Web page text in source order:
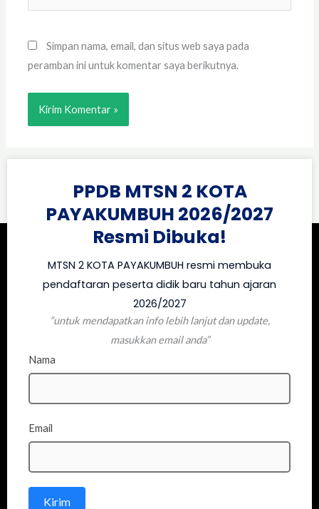
Web
Simpan nama, email, dan situs web saya pada
peramban ini untuk komentar saya berikutnya.
PPDB MTSN 2 KOTA
PAYAKUMBUH 2026/2027
Resmi Dibuka!
MTSN 2 KOTA PAYAKUMBUH resmi membuka
pendaftaran peserta didik baru tahun ajaran
2026/2027
“untuk mendapatkan info lebih lanjut dan update,
masukkan email anda”
Nama
Email
Kirim